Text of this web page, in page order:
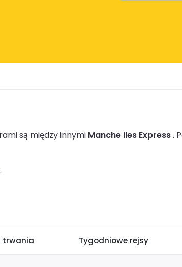
są między innymi Manche Iles Express.
.
trwania Tygodniowe rejsy